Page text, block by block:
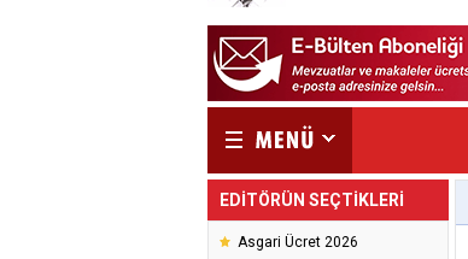
EDİTÖRÜN SEÇTİKLERİ
Asgari Ücret 2026